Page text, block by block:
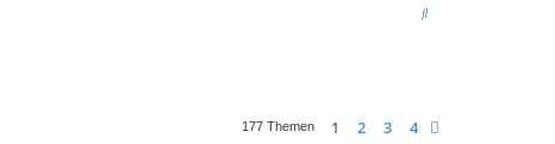
S
e
177 Themen 1 2 3 4